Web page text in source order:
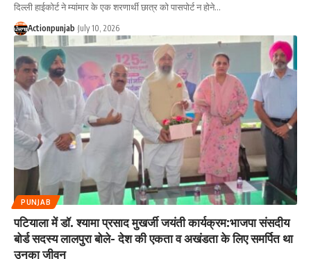
दिल्ली हाईकोर्ट ने म्यांमार के एक शरणार्थी छात्र को पासपोर्ट न होने…
Actionpunjab July 10, 2026
PUNJAB
पटियाला में डॉ. श्यामा प्रसाद मुखर्जी जयंती कार्यक्रम:भाजपा संसदीय
बोर्ड सदस्य लालपुरा बोले- देश की एकता व अखंडता के लिए समर्पित था
उनका जीवन